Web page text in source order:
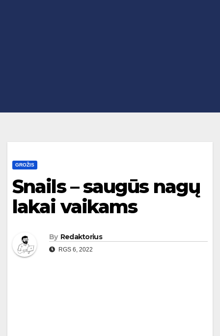
GROŽIS
Snails – saugūs nagų
lakai vaikams
By Redaktorius
RGS 6, 2022